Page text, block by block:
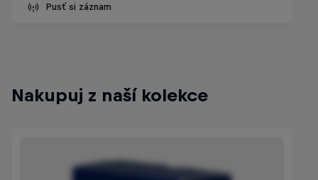
Pusť si záznam
Nakupuj z naší kolekce